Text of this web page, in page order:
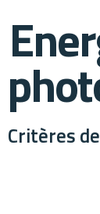
Critères